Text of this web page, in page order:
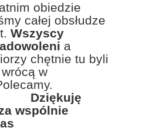
obiedzie
całej obsłudze
Wszyscy
a
chętnie tu byli
w
Dziękuję
wspólnie